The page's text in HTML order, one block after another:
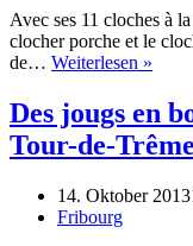
Avec ses 11 cloches à
clocher porche et le
de… Weiterlesen »
Des jougs en
Tour-de-
14. Oktober 2013
Fribourg